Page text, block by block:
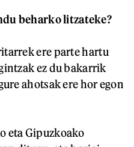
beharko litzateke?
ere parte hartu
ez du bakarrik
ahotsak ere hor egon
eta Gipuzkoako